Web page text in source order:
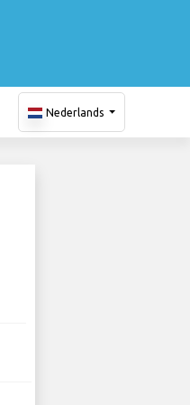
Nederlands